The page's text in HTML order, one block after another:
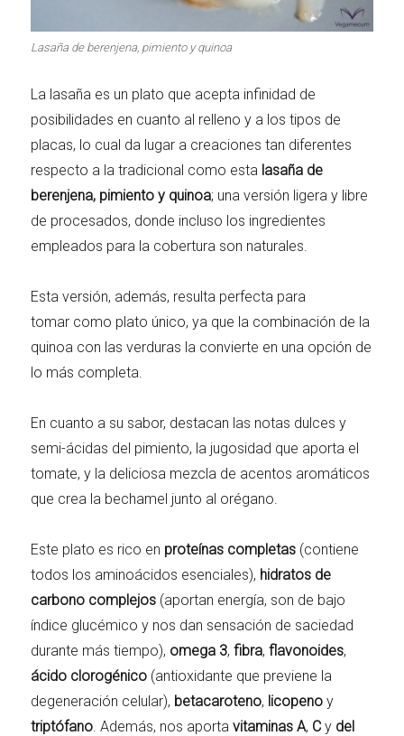
Bella Italia
La salsa ideal Los imprescindibles
Las mejores recetas
Lasaña de berenjena, pimiento y quinoa
La lasaña es un plato que acepta infinidad de
posibilidades en cuanto al relleno y a los tipos de
placas, lo cual da lugar a creaciones tan diferentes
respecto a la tradicional como esta lasaña de
berenjena, pimiento y quinoa; una versión ligera y libre
de procesados, donde incluso los ingredientes
empleados para la cobertura son naturales.
Esta versión, además, resulta perfecta para
tomar como plato único, ya que la combinación de la
quinoa con las verduras la convierte en una opción de
lo más completa.
En cuanto a su sabor, destacan las notas dulces y
semi-ácidas del pimiento, la jugosidad que aporta el
tomate, y la deliciosa mezcla de acentos aromáticos
que crea la bechamel junto al orégano.
Este plato es rico en proteínas completas (contiene
todos los aminoácidos esenciales), hidratos de
carbono complejos (aportan energía, son de bajo
índice glucémico y nos dan sensación de saciedad
durante más tiempo), omega 3,fibra,flavonoides,
ácido clorogénico (antioxidante que previene la
degeneración celular), betacaroteno, licopeno y
triptófano . Además, nos aportavitaminas A, C y del